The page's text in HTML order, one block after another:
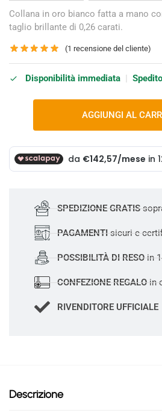
Collana in oro bianco fatta a mano
taglio brillante di 0,26 carati.
(1 recensione del cliente)
Disponibilità immediata |
AGGIUNGI AL
SPEDIZIONE GRATIS
PAGAMENTI sicuri e
POSSIBILITÀ DI RESO in
CONFEZIONE REGALOin
RIVENDITORE UFFICIALE
Descrizione